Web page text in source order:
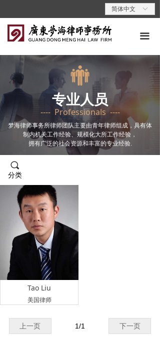
끀
关于梦海
专业领域
专业人员
梦海动态
梦海党建
梦海说法
联系我们
ꀅ
简体中文
专业人员
---- Professionals ----
梦海律师事务所律师团队主要由青年律师组成，具有体
制内机关工作经验、规模化大所工作经验，
拥有广泛的社会资源和丰富的专业经验.
分类
끠
Tao Liu
美国律师
上一页 下一页
1/1